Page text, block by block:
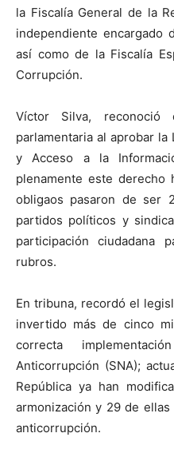
la Fiscalía General de la
independiente encargado
así como de la Fiscalía
Corrupción.
Víctor Silva,
parlamentaria al aprobar la
y Acceso a la
plenamente este derecho
obligaos pasaron de ser
partidos políticos y
participación ciudadana
rubros.
En tribuna, recordó el
invertido más de cinco
correcta
Anticorrupción (SNA);
República ya han
armonización y 29 de
anticorrupción.